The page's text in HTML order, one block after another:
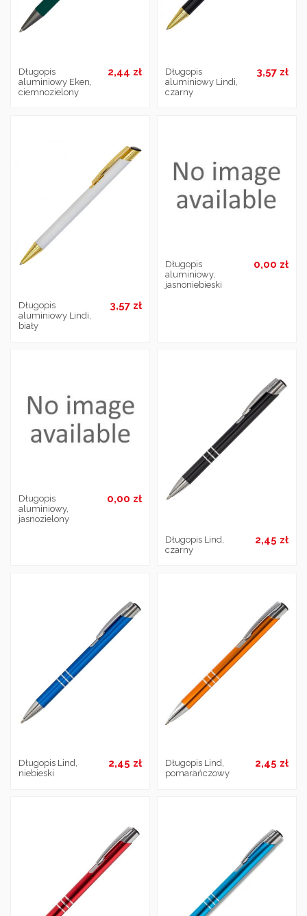
Długopis
aluminiowy Eken,
ciemnozielony
2,44 zł
Długopis
aluminiowy Lindi,
czarny
3,57 zł
Długopis
aluminiowy Lindi,
biały
3,57 zł
Długopis
aluminiowy,
jasnoniebieski
0,00 zł
Długopis
aluminiowy,
jasnozielony
0,00 zł
Długopis Lind,
czarny
2,45 zł
Długopis Lind,
niebieski
2,45 zł
Długopis Lind,
pomarańczowy
2,45 zł